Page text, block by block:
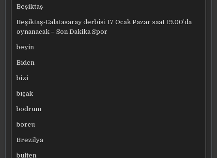
Beşiktaş
Beşiktaş-Galatasaray derbisi 17 Ocak Pazar saat 19.00’da
oynanacak – Son Dakika Spor
beyin
Biden
bizi
bıçak
bodrum
borcu
Brezilya
bülten